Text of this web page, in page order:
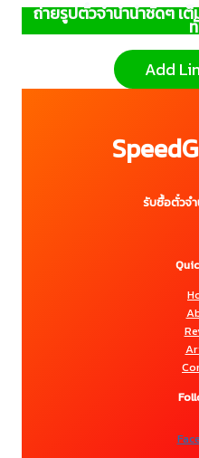
ถ่ายรูปตั๋วจำนำนำชัดๆ เต็
Add
รับซื้อตั๋วจำ